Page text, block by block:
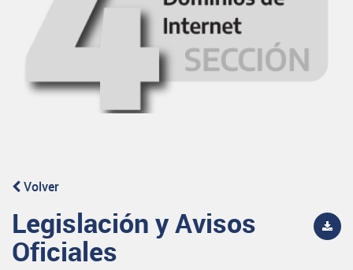
Volver
Legislación y Avisos
Oficiales